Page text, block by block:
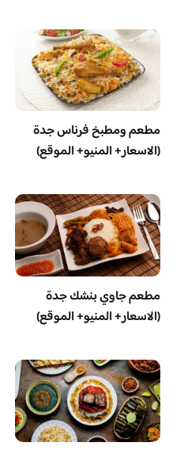
مطعم ومطبخ فرناس جدة
(الاسعار+ المنيو+ الموقع)
مطعم جاوي بنشك جدة
(الاسعار+ المنيو+ الموقع)